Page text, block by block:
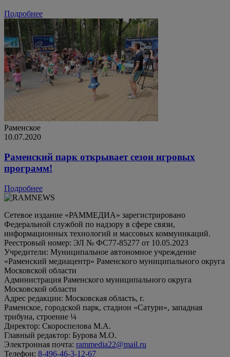
Подробнее
Раменское
10.07.2020
Раменский парк открывает сезон игровых
программ!
Подробнее
Сетевое издание «РАММЕДИА» зарегистрировано
Федеральной службой по надзору в сфере связи,
информационных технологий и массовых коммуникаций.
Реестровый номер: ЭЛ № ФС77-85277 от 10.05.2023
Учредители: Муниципальное автономное учреждение
«Раменский медиацентр» Раменского муниципального округа
Московской области
Администрация Раменского муниципального округа
Московской области
Адрес редакции: Московская область, г.
Раменское, городской парк, стадион «Сатурн», западная
трибуна, строение ¼
Директор: Скороспелова М.А.
Главный редактор: Бурова М.О.
Электронная почта: rammedia22@mail.ru
Телефон: 8-496-46-3-12-67